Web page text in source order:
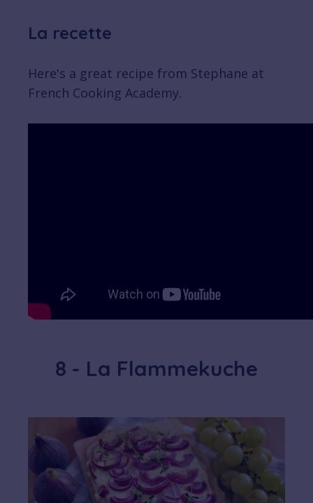
La recette
Here's a great recipe from Stephane at
French Cooking Academy.
8 - La Flammekuche